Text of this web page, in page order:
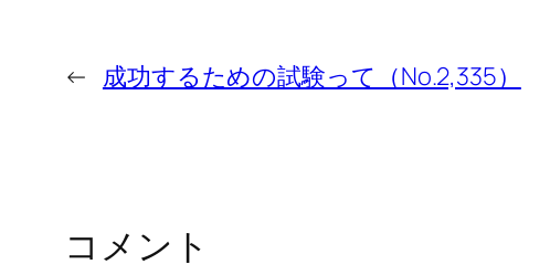
← 成功するための試験って（No.2,335）
コメント